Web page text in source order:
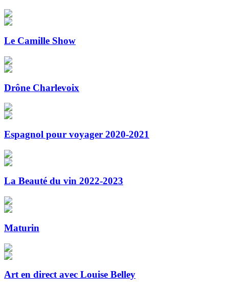
Le Camille Show
Drône Charlevoix
Espagnol pour voyager 2020-2021
La Beauté du vin 2022-2023
Maturin
Art en direct avec Louise Belley